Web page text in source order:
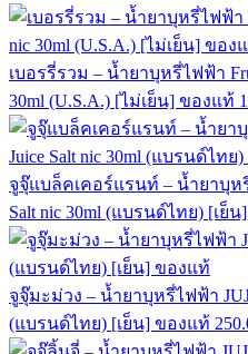
เบอรรี่รวม – น้ำยาบุหรี่ไฟฟ้า
30ml (U.S.A.) [ไม่เย็น] ของแท้
จูจุ๊แบล็คเคอร์แรนท์ – น้ำยาบุหรี่
Salt nic 30ml (แบรนด์ไทย) [เย็
จูจุ๊มะม่วง – น้ำยาบุหรี่ไฟฟ้า
(แบรนด์ไทย) [เย็น] ของแท้